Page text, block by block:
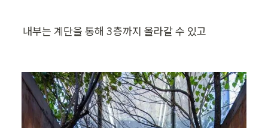
내부는 계단을 통해 3층까지 올라갈 수 있고